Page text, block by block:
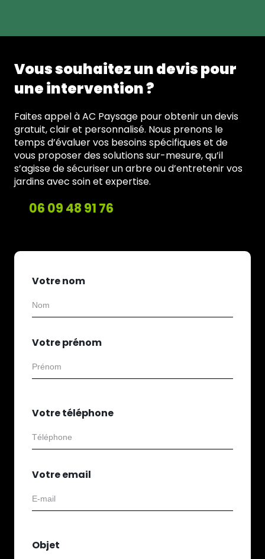
Vous souhaitez un devis pour
une intervention ?
Faites appel à AC Paysage pour obtenir un devis
gratuit, clair et personnalisé. Nous prenons le
temps d’évaluer vos besoins spécifiques et de
vous proposer des solutions sur-mesure, qu’il
s’agisse de sécuriser un arbre ou d’entretenir vos
jardins avec soin et expertise.
06 09 48 91 76
Votre nom
Votre prénom
Votre téléphone
Votre email
Objet